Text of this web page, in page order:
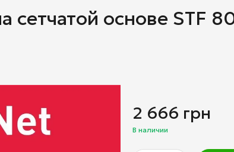
основе STF
2 666 грн
В наличии